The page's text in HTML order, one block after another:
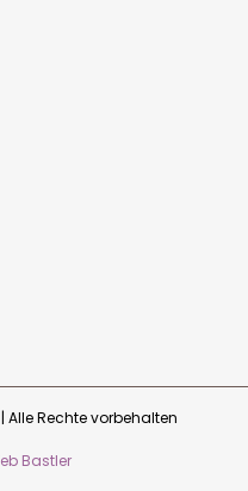
Rechte vorbehalten
Bastler